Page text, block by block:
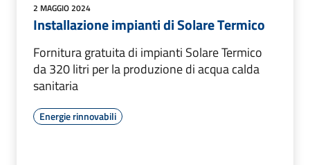
2 MAGGIO 2024
Installazione impianti di Solare Termico
Fornitura gratuita di impianti Solare Termico
da 320 litri per la produzione di acqua calda
sanitaria
Energie rinnovabili